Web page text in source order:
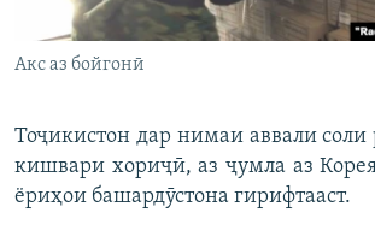
Акс аз бойгонӣ
Тоҷикистон дар нимаи аввали соли
кишвари хориҷӣ, аз ҷумла аз
ёриҳои башардӯстона гирифтааст.